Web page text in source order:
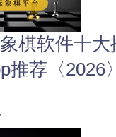
推荐〈2026〉